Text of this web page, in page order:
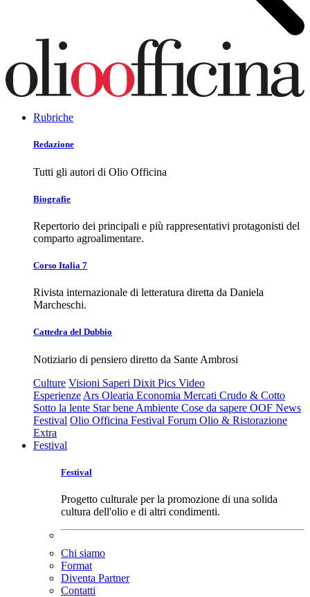
Rubriche
Redazione
Tutti gli autori di Olio Officina
Biografie
Repertorio dei principali e più rappresentativi protagonisti del
comparto agroalimentare.
Corso Italia 7
Rivista internazionale di letteratura diretta da Daniela
Marcheschi.
Cattedra del Dubbio
Notiziario di pensiero diretto da Sante Ambrosi
Culture Visioni Saperi Dixit Pics Video
Esperienze Ars Olearia Economia Mercati Crudo & Cotto
Sotto la lente Star bene Ambiente Cose da sapere OOF News
Festival Olio Officina Festival Forum Olio & Ristorazione
Extra
Festival
Festival
Progetto culturale per la promozione di una solida
cultura dell'olio e di altri condimenti.
Chi siamo
Format
Diventa Partner
Contatti